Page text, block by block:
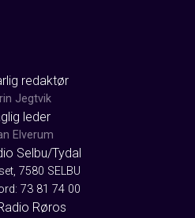
redaktør
Jegtvik
leder
Elverum
Selbu/Tydal
7580 SELBU
73 81 74 00
Røros